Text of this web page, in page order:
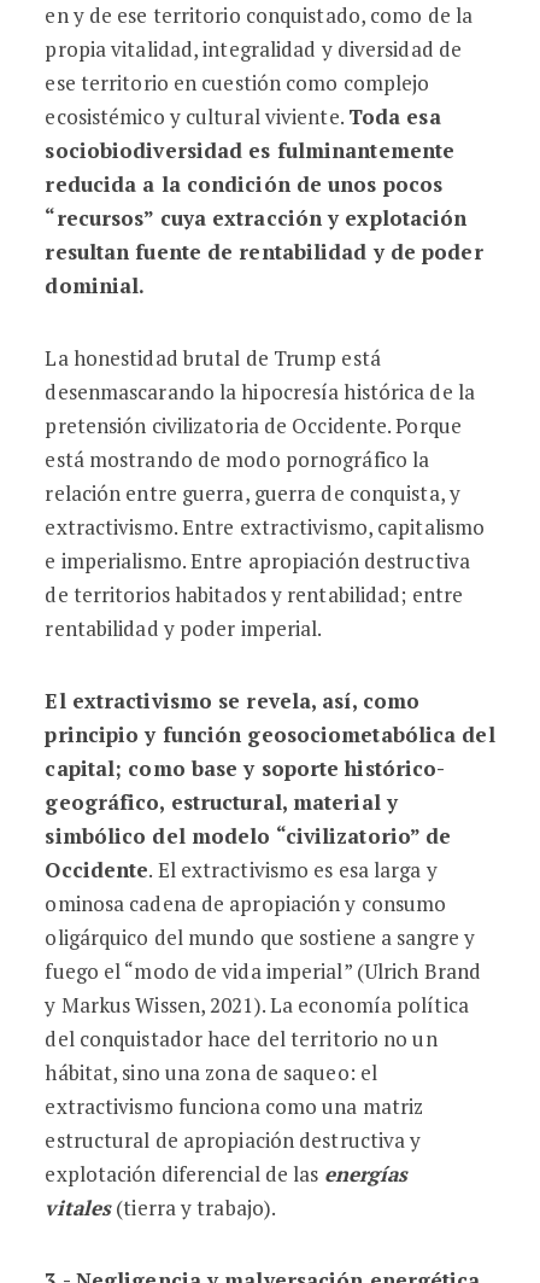
en y de ese territorio conquistado, como de la
propia vitalidad, integralidad y diversidad de
ese territorio en cuestión como complejo
ecosistémico y cultural viviente. Toda esa
sociobiodiversidad es fulminantemente
reducida a la condición de unos pocos
“recursos” cuya extracción y explotación
resultan fuente de rentabilidad y de poder
dominial.
La honestidad brutal de Trump está
desenmascarando la hipocresía histórica de la
pretensión civilizatoria de Occidente. Porque
está mostrando de modo pornográfico la
relación entre guerra, guerra de conquista, y
extractivismo. Entre extractivismo, capitalismo
e imperialismo. Entre apropiación destructiva
de territorios habitados y rentabilidad; entre
rentabilidad y poder imperial.
El extractivismo se revela, así, como
principio y función geosociometabólica del
capital; como base y soporte histórico-
geográfico, estructural, material y
simbólico del modelo “civilizatorio” de
Occidente. El extractivismo es esa larga y
ominosa cadena de apropiación y consumo
oligárquico del mundo que sostiene a sangre y
fuego el “modo de vida imperial” (Ulrich Brand
y Markus Wissen, 2021). La economía política
del conquistador hace del territorio no un
hábitat, sino una zona de saqueo: el
extractivismo funciona como una matriz
estructural de apropiación destructiva y
explotación diferencial de las energías
vitales(tierra y trabajo).